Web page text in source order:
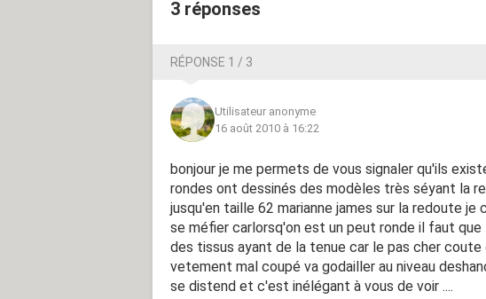
3 réponses
RÉPONSE 1 / 3
Utilisateur anonyme
16 août 2010 à 16:22
bonjour je me permets de vous signaler qu'ils
rondes ont dessinés des modèles très séyant la
jusqu'en taille 62 marianne james sur la redoute
se méfier carlorsq'on est un peut ronde il faut
des tissus ayant de la tenue car le pas cher
vetement mal coupé va godailler au niveau
se distend et c'est inélégant à vous de voir ....